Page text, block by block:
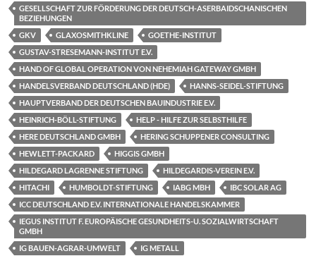
GESELLSCHAFT ZUR FÖRDERUNG DER DEUTSCH-ASERBAIDSCHANISCHEN
BEZIEHUNGEN
GKV
GLAXOSMITHKLINE
GOETHE-INSTITUT
GUSTAV-STRESEMANN-INSTITUT E.V.
HAND OF GLOBAL OPERATION VON NEHEMIAH GATEWAY GMBH
HANDELSVERBAND DEUTSCHLAND (HDE)
HANNS-SEIDEL-STIFTUNG
HAUPTVERBAND DER DEUTSCHEN BAUINDUSTRIE E.V.
HEINRICH-BÖLL-STIFTUNG
HELP - HILFE ZUR SELBSTHILFE
HERE DEUTSCHLAND GMBH
HERING SCHUPPENER CONSULTING
HEWLETT-PACKARD
HIGGIS GMBH
HILDEGARD LAGRENNE STIFTUNG
HILDEGARDIS-VEREIN E.V.
HITACHI
HUMBOLDT-STIFTUNG IABG MBH
IBC SOLAR AG
ICC DEUTSCHLAND E.V. INTERNATIONALE HANDELSKAMMER
IEGUS INSTITUT F. EUROPÄISCHE GESUNDHEITS-U. SOZIALWIRTSCHAFT
GMBH
IG BAUEN-AGRAR-UMWELT
IG METALL